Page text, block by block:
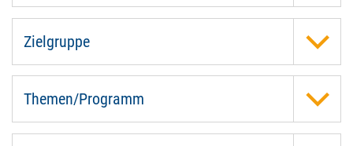
Zielgruppe
Themen/Programm